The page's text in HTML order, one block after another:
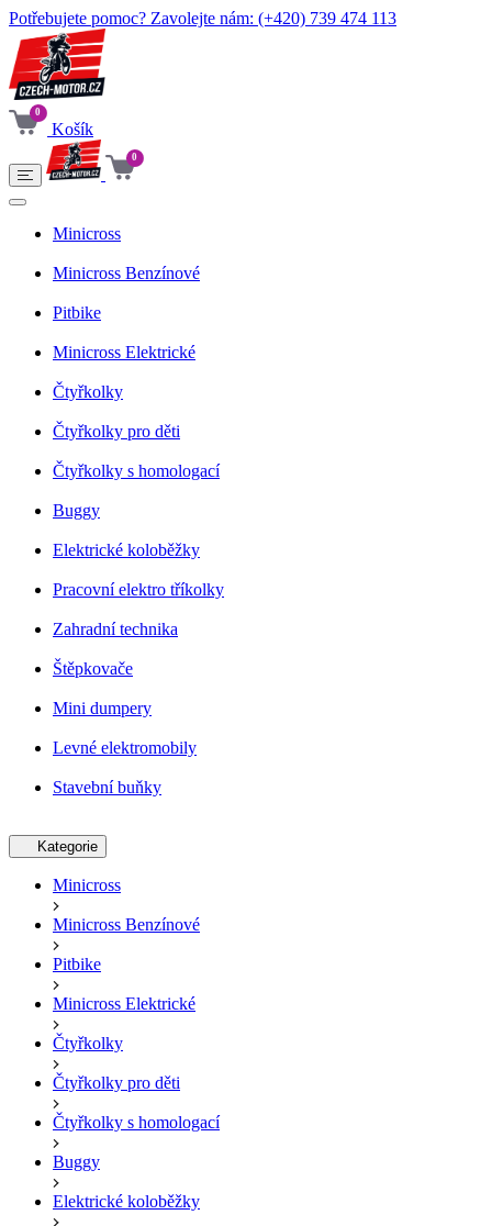
Potřebujete pomoc? Zavolejte nám: (+420) 739 474 113
0
Košík
0
Minicross
Minicross Benzínové
Pitbike
Minicross Elektrické
Čtyřkolky
Čtyřkolky pro děti
Čtyřkolky s homologací
Buggy
Elektrické koloběžky
Pracovní elektro tříkolky
Zahradní technika
Štěpkovače
Mini dumpery
Levné elektromobily
Stavební buňky
Kategorie
Minicross
Minicross Benzínové
Pitbike
Minicross Elektrické
Čtyřkolky
Čtyřkolky pro děti
Čtyřkolky s homologací
Buggy
Elektrické koloběžky